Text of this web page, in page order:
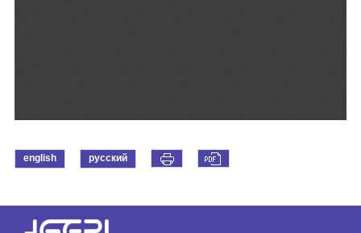
english русский